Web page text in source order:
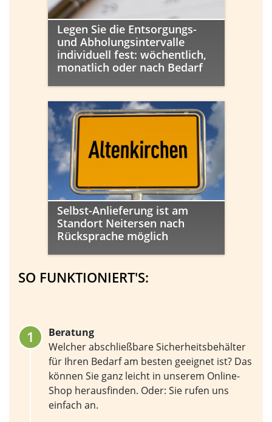
Legen Sie die Entsorgungs-
und Abholungsintervalle
individuell fest: wöchentlich,
monatlich oder nach Bedarf
Selbst-Anlieferung ist am
Standort Neitersen nach
Rücksprache möglich
SO FUNKTIONIERT'S:
Beratung
Welcher abschließbare Sicherheitsbehälter
für Ihren Bedarf am besten geeignet ist? Das
können Sie ganz leicht in unserem Online-
Shop herausfinden. Oder: Sie rufen uns
einfach an.